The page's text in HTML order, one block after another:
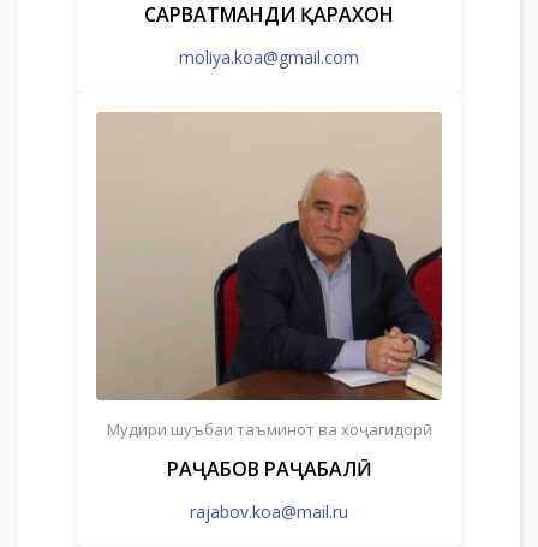
САРВАТМАНДИ ҚАРАХОН
moliya.koa@gmail.com
Мудири шуъбаи таъминот ва хоҷагидорӣ
РАҶАБОВ РАҶАБАЛӢ
rajabov.koa@mail.ru